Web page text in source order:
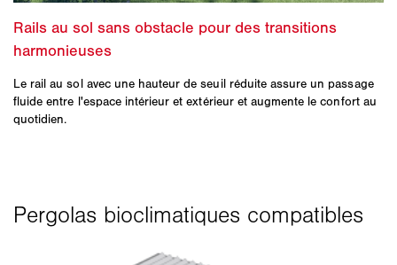
Le rail au sol avec une hauteur de seuil réduite assure un passage
fluide entre l'espace intérieur et extérieur et augmente le confort au
quotidien.